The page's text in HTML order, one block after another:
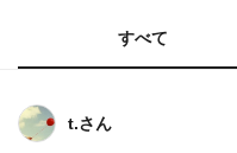
すべて
t.さん